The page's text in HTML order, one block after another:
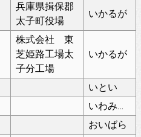
兵庫県揖保郡
太子町役場
いかるが
株式会社 東
芝姫路工場太
子分工場
いかるが
いとい
いわみかまえ
おいばら